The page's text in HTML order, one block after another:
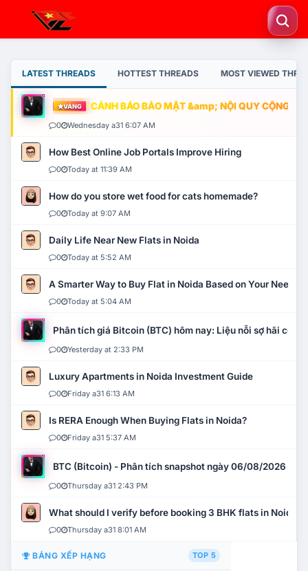
LATEST THREADS HOTTEST THREADS MOST VIEWED
VÀNG CẢNH BÁO BẢO MẬT &amp; NỘI QUY CỘNG
0 Wednesday a31 6:07 AM
How Best Online Job Portals Improve Hiring
0 Today at 11:39 AM
How do you store wet food for cats homemade?
0 Today at 9:07 AM
Daily Life Near New Flats in Noida
0 Today at 5:52 AM
A Smarter Way to Buy Flat in Noida Based on Your Needs
0 Today at 5:04 AM
Phân tích giá Bitcoin (BTC) hôm nay: Liệu nỗi sợ hãi có
0 Yesterday at 2:33 PM
Luxury Apartments in Noida Investment Guide
0 Friday a31 6:13 AM
Is RERA Enough When Buying Flats in Noida?
0 Friday a31 5:37 AM
BTC (Bitcoin) - Phân tích snapshot ngày 06/08/2026
0 Thursday a31 2:43 PM
What should I verify before booking 3 BHK flats in Noida?
0 Thursday a31 8:01 AM
BẢNG XẾP HẠNG TOP 5